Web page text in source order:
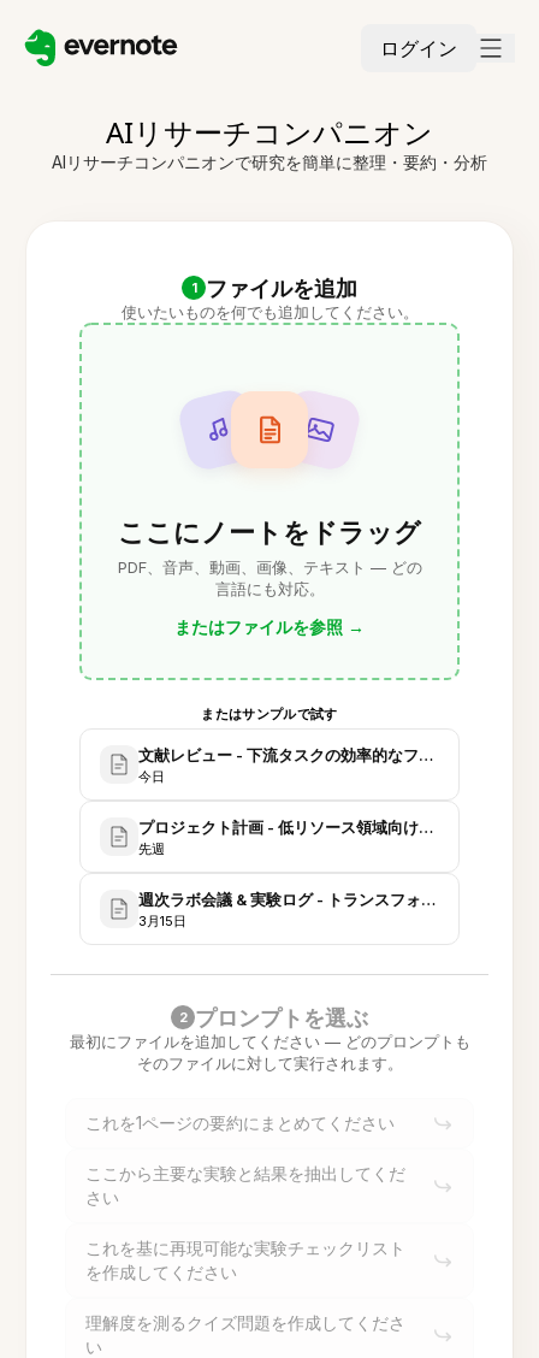
ログイン
AIリサーチコンパニオン
AIリサーチコンパニオンで研究を簡単に整理・要約・分析
1 ファイルを追加
使いたいものを何でも追加してください。
ここにノートをドラッグ
PDF、音声、動画、画像、テキスト — どの
言語にも対応。
またはファイルを参照 →
またはサンプルで試す
文献レビュー - 下流タスクの効率的なファインチュー
今日
プロジェクト計画 - 低リソース領域向け適応評価フレー
先週
週次ラボ会議 & 実験ログ - トランスフォーマ適応実験
3月15日
2 プロンプトを選ぶ
最初にファイルを追加してください — どのプロンプトも
そのファイルに対して実行されます。
これを1ページの要約にまとめてください
ここから主要な実験と結果を抽出してくだ
さい
これを基に再現可能な実験チェックリスト
を作成してください
理解度を測るクイズ問題を作成してくださ
い